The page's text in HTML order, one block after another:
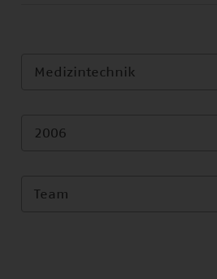
Medizintechnik
2006
Team